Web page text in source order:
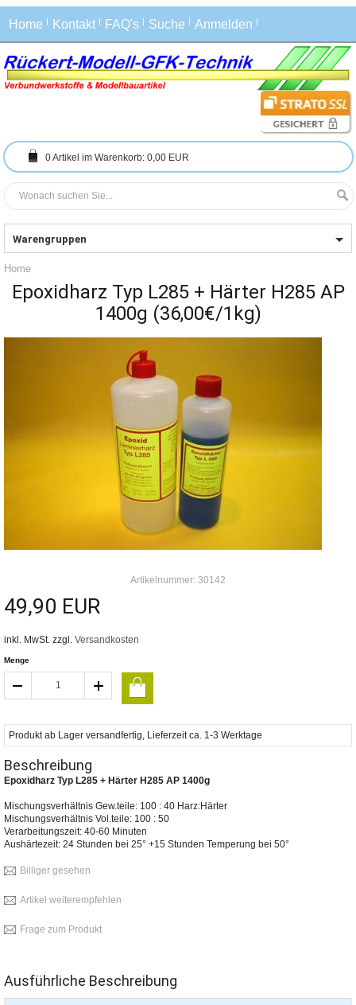
Home Kontakt FAQ's Suche Anmelden
0Artikel im Warenkorb: 0,00 EUR
Warengruppen
Home
Epoxidharz Typ L285 + Härter H285 AP
1400g (36,00€/1kg)
Artikelnummer: 30142
49,90 EUR
inkl. MwSt. zzgl. Versandkosten
Menge
Produkt ab Lager versandfertig, Lieferzeit ca. 1-3 Werktage
Beschreibung
Epoxidharz Typ L285 + Härter H285 AP 1400g
Mischungsverhältnis Gew.teile: 100 : 40 Harz:Härter
Mischungsverhältnis Vol.teile: 100 : 50
Verarbeitungszeit: 40-60 Minuten
Aushärtezeit: 24 Stunden bei 25° +15 Stunden Temperung bei 50°
Billiger gesehen
Artikel weiterempfehlen
Frage zum Produkt
Ausführliche Beschreibung